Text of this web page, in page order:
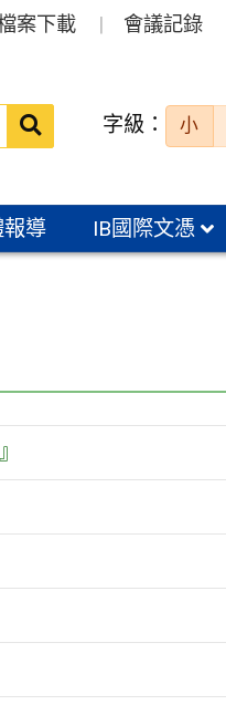
案下載 會議記錄
送出 字級： 小
導 IB國際文憑